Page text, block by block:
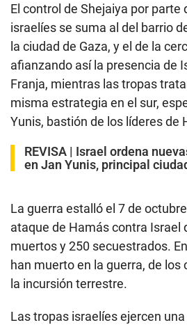
El control de Shejaiya por parte
israelíes se suma al del barrio
la ciudad de Gaza, y el de la
afianzando así la presencia de
Franja, mientras las tropas
misma estrategia en el sur,
Yunis, bastión de los líderes de
REVISA | Israel ordena
en Jan Yunis, principal
La guerra estalló el 7 de
ataque de Hamás contra Israel
muertos y 250 secuestrados.
han muerto en la guerra, de los
la incursión terrestre.
Las tropas israelíes ejercen